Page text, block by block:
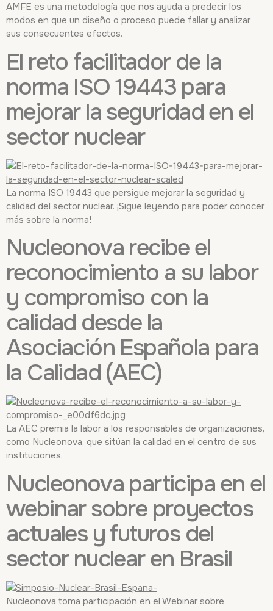
AMFE es una metodología que nos ayuda a predecir los
modos en que un diseño o proceso puede fallar y analizar
sus consecuentes efectos.
El reto facilitador de la
norma ISO 19443 para
mejorar la seguridad en el
sector nuclear
La norma ISO 19443 que persigue mejorar la seguridad y
calidad del sector nuclear. ¡Sigue leyendo para poder conocer
más sobre la norma!
Nucleonova recibe el
reconocimiento a su labor
y compromiso con la
calidad desde la
Asociación Española para
la Calidad (AEC)
La AEC premia la labor a los responsables de organizaciones,
como Nucleonova, que sitúan la calidad en el centro de sus
instituciones.
Nucleonova participa en el
webinar sobre proyectos
actuales y futuros del
sector nuclear en Brasil
Nucleonova toma participación en el Webinar sobre